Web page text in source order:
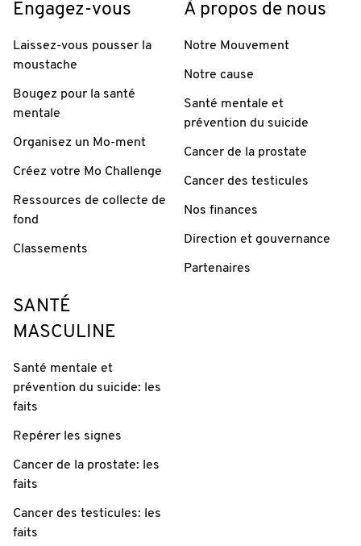
Engagez-vous
Laissez-vous pousser la
moustache
Bougez pour la santé
mentale
Organisez un Mo-ment
Créez votre Mo Challenge
Ressources de collecte de
fond
Classements
À propos de nous
Notre Mouvement
Notre cause
Santé mentale et
prévention du suicide
Cancer de la prostate
Cancer des testicules
Nos finances
Direction et gouvernance
Partenaires
SANTÉ
MASCULINE
Santé mentale et
prévention du suicide: les
faits
Repérer les signes
Cancer de la prostate: les
faits
Cancer des testicules: les
faits